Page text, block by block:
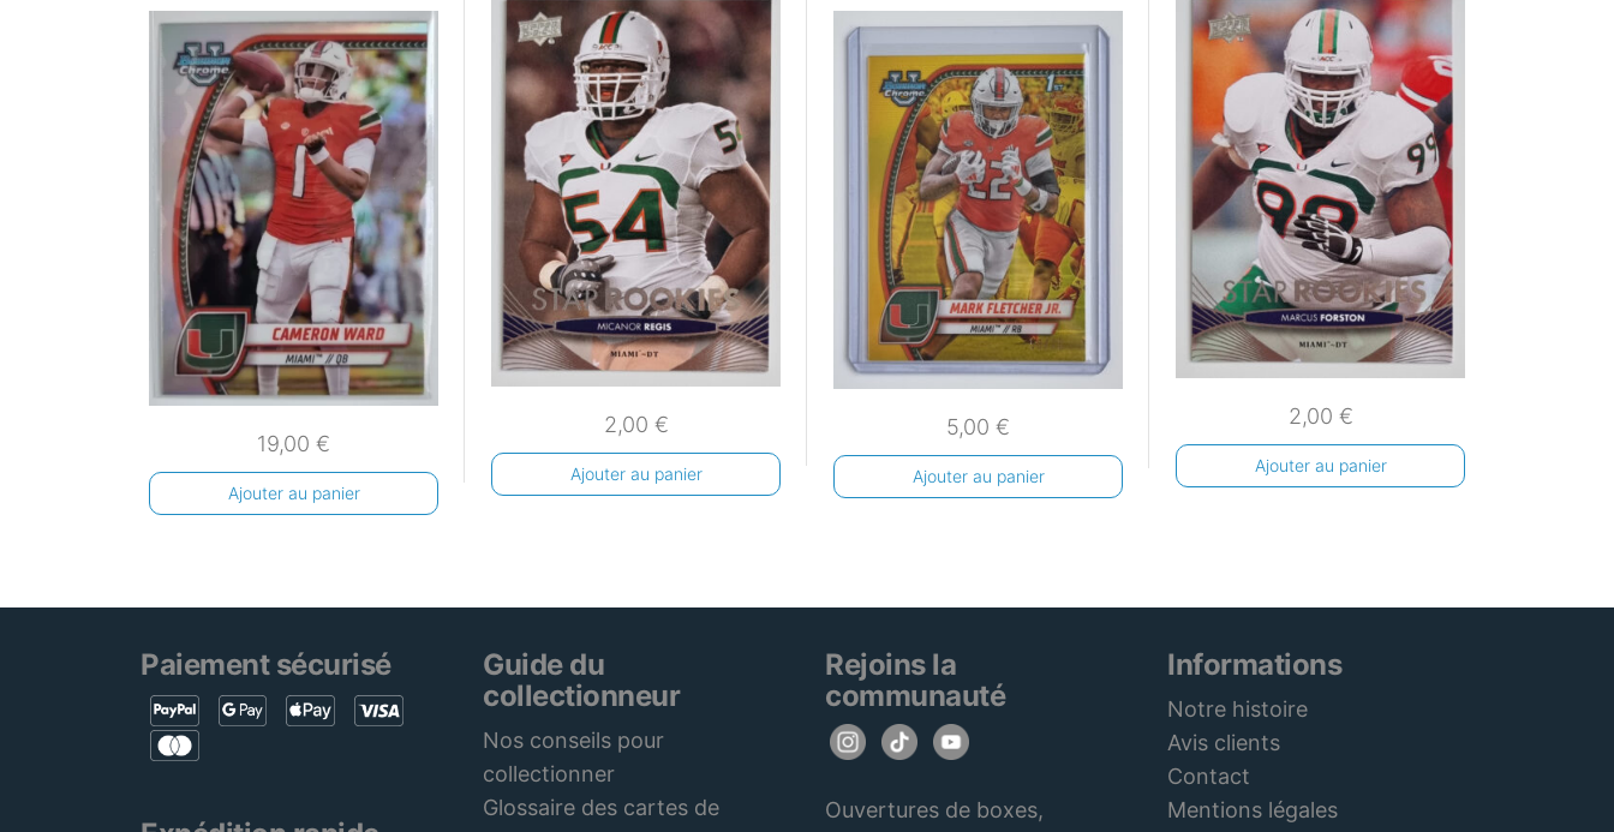
19,00 €
Ajouter au panier
2,00 €
Ajouter au panier
5,00 €
Ajouter au panier
2,00 €
Ajouter au panier
Paiement sécurisé
Guide du
collectionneur
Nos conseils pour
collectionner
Glossaire des cartes de
Rejoins la
communauté
Ouvertures de boxes,
Informations
Notre histoire
Avis clients
Contact
Mentions légales